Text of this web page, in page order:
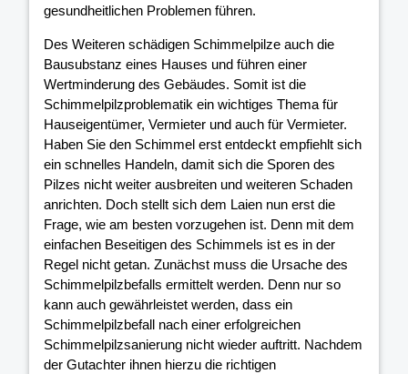
gesundheitlichen Problemen führen.
Des Weiteren schädigen Schimmelpilze auch die
Bausubstanz eines Hauses und führen einer
Wertminderung des Gebäudes. Somit ist die
Schimmelpilzproblematik ein wichtiges Thema für
Hauseigentümer, Vermieter und auch für Vermieter.
Haben Sie den Schimmel erst entdeckt empfiehlt sich
ein schnelles Handeln, damit sich die Sporen des
Pilzes nicht weiter ausbreiten und weiteren Schaden
anrichten. Doch stellt sich dem Laien nun erst die
Frage, wie am besten vorzugehen ist. Denn mit dem
einfachen Beseitigen des Schimmels ist es in der
Regel nicht getan. Zunächst muss die Ursache des
Schimmelpilzbefalls ermittelt werden. Denn nur so
kann auch gewährleistet werden, dass ein
Schimmelpilzbefall nach einer erfolgreichen
Schimmelpilzsanierung nicht wieder auftritt. Nachdem
der Gutachter ihnen hierzu die richtigen